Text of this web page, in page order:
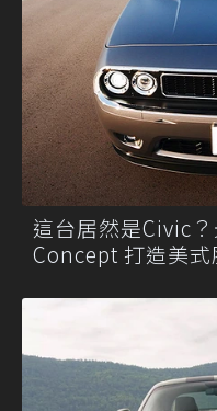
這台居然是Civic
Concept 打造美式